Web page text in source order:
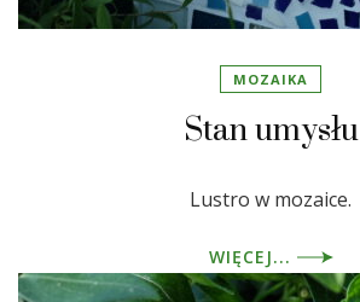
MOZAIKA
Stan umysłu
Lustro w mozaice.
WIĘCEJ...